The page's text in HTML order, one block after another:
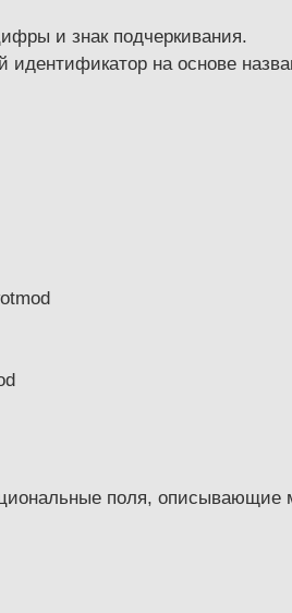
и знак подчеркивания.
на основе
поля, описывающие